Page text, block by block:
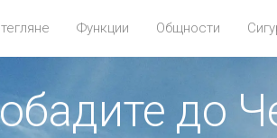
Функции Общности
до